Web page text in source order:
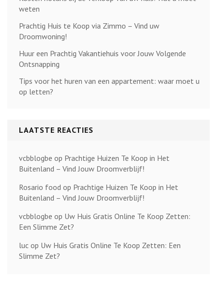
weten
Prachtig Huis te Koop via Zimmo – Vind uw
Droomwoning!
Huur een Prachtig Vakantiehuis voor Jouw Volgende
Ontsnapping
Tips voor het huren van een appartement: waar moet u
op letten?
LAATSTE REACTIES
vcbblogbe op Prachtige Huizen Te Koop in Het
Buitenland – Vind Jouw Droomverblijf!
Rosario food op Prachtige Huizen Te Koop in Het
Buitenland – Vind Jouw Droomverblijf!
vcbblogbe op Uw Huis Gratis Online Te Koop Zetten:
Een Slimme Zet?
luc op Uw Huis Gratis Online Te Koop Zetten: Een
Slimme Zet?